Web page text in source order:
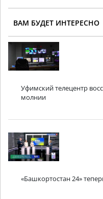
ВАМ БУДЕТ ИНТЕРЕСНО
Уфимский телецентр
молнии
«Башкортостан 24»